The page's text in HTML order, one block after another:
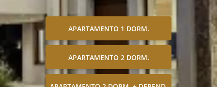
APARTAMENTO 1 DORM.
APARTAMENTO 2 DORM.